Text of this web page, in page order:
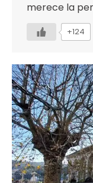
merece la
+124